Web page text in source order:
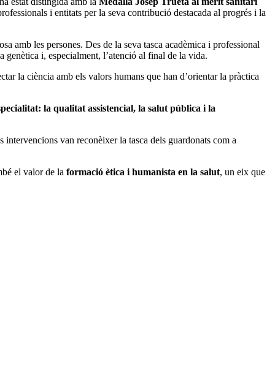
i entitats per la seva contribució destacada al progrés i la
amb les persones. Des de la seva tasca acadèmica i professional
genètica i, especialment, l’atenció al final de la vida.
la ciència amb els valors humans que han d’orientar la pràctica
la qualitat assistencial, la salut pública i la
van reconèixer la tasca dels guardonats com a
el valor de la formació ètica i humanista en la salut, un eix que